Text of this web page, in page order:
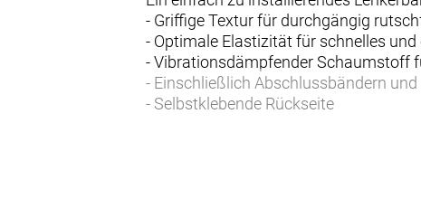
- Griffige Textur für durchgängig
- Optimale Elastizität für schnelles
- Vibrationsdämpfender Schaumstoff
- Einschließlich Abschlussbändern
- Selbstklebende Rückseite